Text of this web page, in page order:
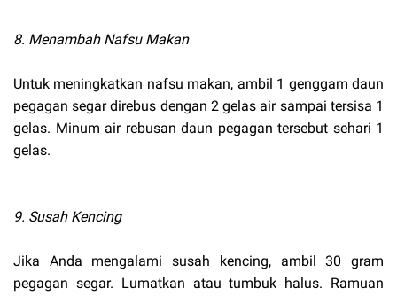
8. Menambah Nafsu Makan
Untuk meningkatkan nafsu makan, ambil 1 genggam daun
pegagan segar direbus dengan 2 gelas air sampai tersisa 1
gelas. Minum air rebusan daun pegagan tersebut sehari 1
gelas.
9. Susah Kencing
Jika Anda mengalami susah kencing, ambil 30 gram
pegagan segar. Lumatkan atau tumbuk halus. Ramuan